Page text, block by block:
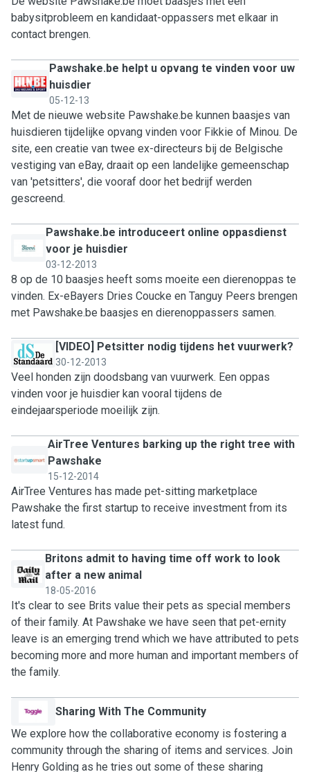
babysitprobleem en kandidaat-oppassers met elkaar in
contact brengen.
Pawshake.be helpt u opvang te vinden voor uw
huisdier
05-12-13
Met de nieuwe website Pawshake.be kunnen baasjes van
huisdieren tijdelijke opvang vinden voor Fikkie of Minou. De
site, een creatie van twee ex-directeurs bij de Belgische
vestiging van eBay, draait op een landelijke gemeenschap
van 'petsitters', die vooraf door het bedrijf werden
gescreend.
Pawshake.be introduceert online oppasdienst
voor je huisdier
03-12-2013
8 op de 10 baasjes heeft soms moeite een dierenoppas te
vinden. Ex-eBayers Dries Coucke en Tanguy Peers brengen
met Pawshake.be baasjes en dierenoppassers samen.
[VIDEO] Petsitter nodig tijdens het vuurwerk?
30-12-2013
Veel honden zijn doodsbang van vuurwerk. Een oppas
vinden voor je huisdier kan vooral tijdens de
eindejaarsperiode moeilijk zijn.
AirTree Ventures barking up the right tree with
Pawshake
15-12-2014
AirTree Ventures has made pet-sitting marketplace
Pawshake the first startup to receive investment from its
latest fund.
Britons admit to having time off work to look
after a new animal
18-05-2016
It's clear to see Brits value their pets as special members
of their family. At Pawshake we have seen that pet-ernity
leave is an emerging trend which we have attributed to pets
becoming more and more human and important members of
the family.
Sharing With The Community
We explore how the collaborative economy is fostering a
community through the sharing of items and services. Join
Henry Golding as he tries out some of these sharing